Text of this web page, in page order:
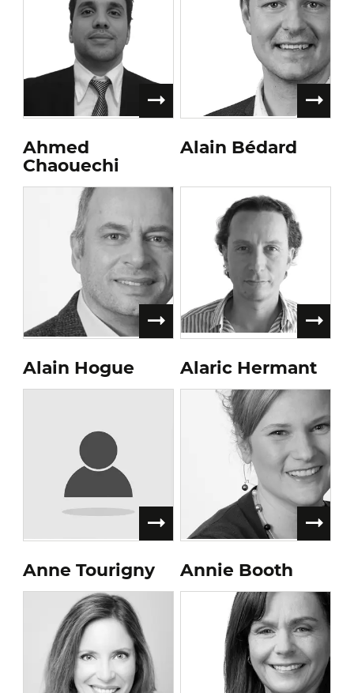
Ahmed
Chaouechi
Alain Bédard
Alain Hogue Alaric Hermant
Anne Tourigny Annie Booth